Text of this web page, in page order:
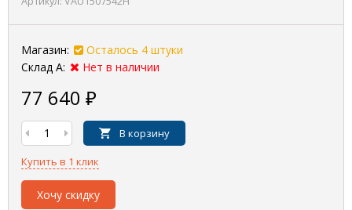
Магазин:
Осталось 4 штуки
Склад А:
Нет в наличии
77 640 ₽
В корзину
Купить в 1 клик
Хочу скидку